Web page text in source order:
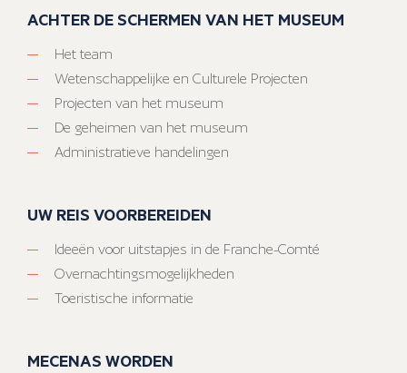
ACHTER DE SCHERMEN VAN HET MUSEUM
Het team
Wetenschappelijke en Culturele Projecten
Projecten van het museum
De geheimen van het museum
Administratieve handelingen
UW REIS VOORBEREIDEN
Ideeën voor uitstapjes in de Franche-Comté
Overnachtingsmogelijkheden
Toeristische informatie
MECENAS WORDEN